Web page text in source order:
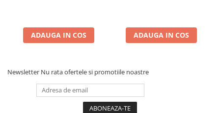
ADAUGA IN COS ADAUGA IN COS
Newsletter Nu rata ofertele si promotiile noastre